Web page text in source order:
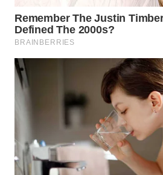
KEPULAUAN
SERIBU
TANGERANG
WN
CIREBON